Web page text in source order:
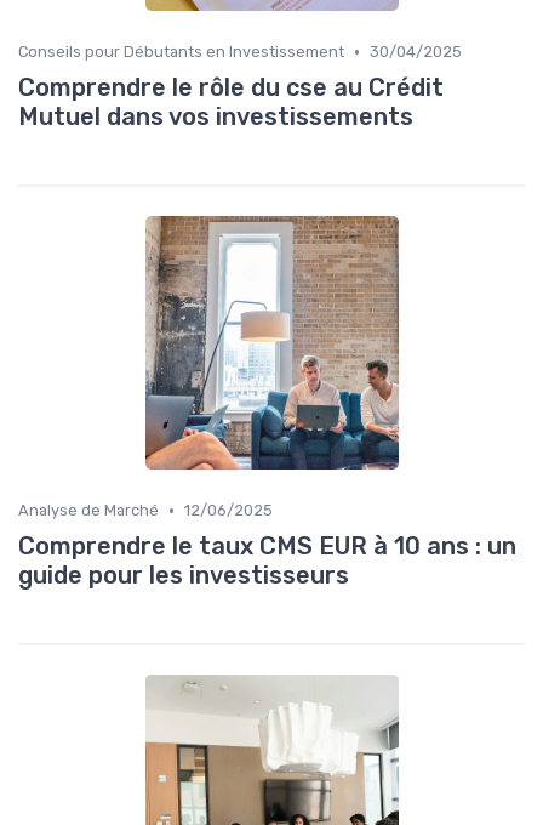
Conseils pour Débutants en Investissement • 30/04/2025
Comprendre le rôle du cse au Crédit
Mutuel dans vos investissements
Analyse de Marché • 12/06/2025
Comprendre le taux CMS EUR à 10 ans : un
guide pour les investisseurs